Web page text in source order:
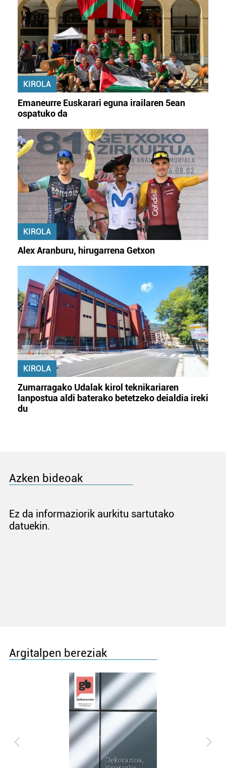
KIROLA
Emaneurre Euskarari eguna irailaren 5ean
ospatuko da
KIROLA
Alex Aranburu, hirugarrena Getxon
KIROLA
Zumarragako Udalak kirol teknikariaren
lanpostua aldi baterako betetzeko deialdia ireki
du
Azken bideoak
Ez da informaziorik aurkitu sartutako
datuekin.
Argitalpen bereziak